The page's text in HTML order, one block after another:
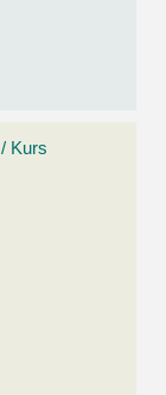
Kurs